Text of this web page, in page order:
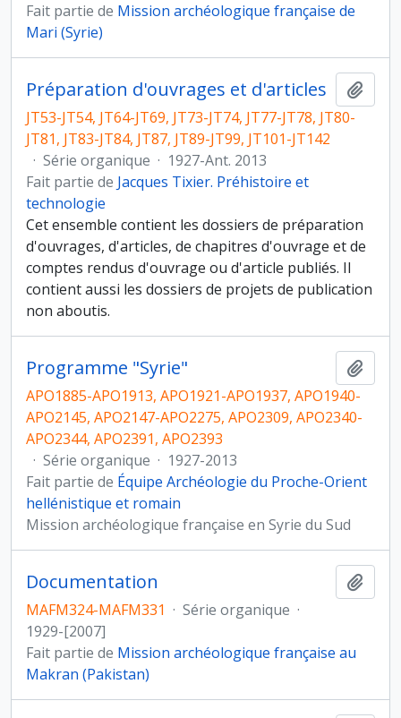
Fait partie de Mission archéologique française de
Mari (Syrie)
Préparation d'ouvrages et d'articles
JT53-JT54, JT64-JT69, JT73-JT74, JT77-JT78, JT80-
JT81, JT83-JT84, JT87, JT89-JT99, JT101-JT142
· Série organique · 1927-Ant. 2013
Fait partie de Jacques Tixier. Préhistoire et
technologie
Cet ensemble contient les dossiers de préparation
d'ouvrages, d'articles, de chapitres d'ouvrage et de
comptes rendus d'ouvrage ou d'article publiés. Il
contient aussi les dossiers de projets de publication
non aboutis.
Programme "Syrie"
APO1885-APO1913, APO1921-APO1937, APO1940-
APO2145, APO2147-APO2275, APO2309, APO2340-
APO2344, APO2391, APO2393
· Série organique · 1927-2013
Fait partie de Équipe Archéologie du Proche-Orient
hellénistique et romain
Mission archéologique française en Syrie du Sud
Documentation
MAFM324-MAFM331 · Série organique ·
1929-[2007]
Fait partie de Mission archéologique française au
Makran (Pakistan)